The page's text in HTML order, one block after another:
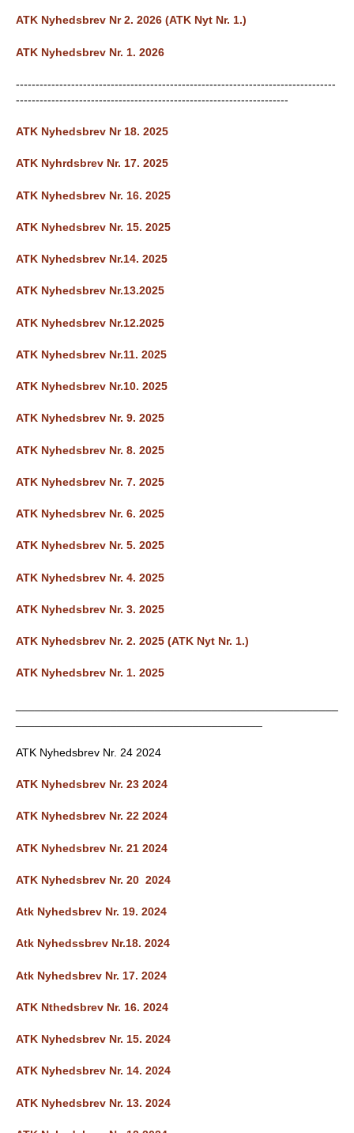
s
K
ATK Nyhedsbrev Nr 2. 2026 (ATK Nyt Nr. 1.)
ATK Nyhedsbrev Nr. 1. 2026
---------------------------------------------------------------------------------
---------------------------------------------------------------------
ATK Nyhedsbrev Nr 18. 2025
ATK Nyhrdsbrev Nr. 17. 2025
ATK Nyhedsbrev Nr. 16. 2025
ATK Nyhedsbrev Nr. 15. 2025
ATK Nyhedsbrev Nr.14. 2025
ATK Nyhedsbrev Nr.13.2025
ATK Nyhedsbrev Nr.12.2025
ATK Nyhedsbrev Nr.11. 2025
ATK Nyhedsbrev Nr.10. 2025
ATK Nyhedsbrev Nr. 9. 2025
ATK Nyhedsbrev Nr. 8. 2025
ATK Nyhedsbrev Nr. 7. 2025
ATK Nyhedsbrev Nr. 6. 2025
ATK Nyhedsbrev Nr. 5. 2025
ATK Nyhedsbrev Nr. 4. 2025
ATK Nyhedsbrev Nr. 3. 2025
ATK Nyhedsbrev Nr. 2. 2025 (ATK Nyt Nr. 1.)
ATK Nyhedsbrev Nr. 1. 2025
ATK Nyhedsbrev Nr. 24 2024
ATK Nyhedsbrev Nr. 23 2024
ATK Nyhedsbrev Nr. 22 2024
ATK Nyhedsbrev Nr. 21 2024
ATK Nyhedsbrev Nr. 20 2024
Atk Nyhedsbrev Nr. 19. 2024
Atk Nyhedssbrev Nr.18. 2024
Atk Nyhedsbrev Nr. 17. 2024
ATK Nthedsbrev Nr. 16. 2024
ATK Nyhedsbrev Nr. 15. 2024
ATK Nyhedsbrev Nr. 14. 2024
ATK Nyhedsbrev Nr. 13. 2024